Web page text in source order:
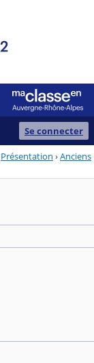
Se connecter
Présentation ›Anciens